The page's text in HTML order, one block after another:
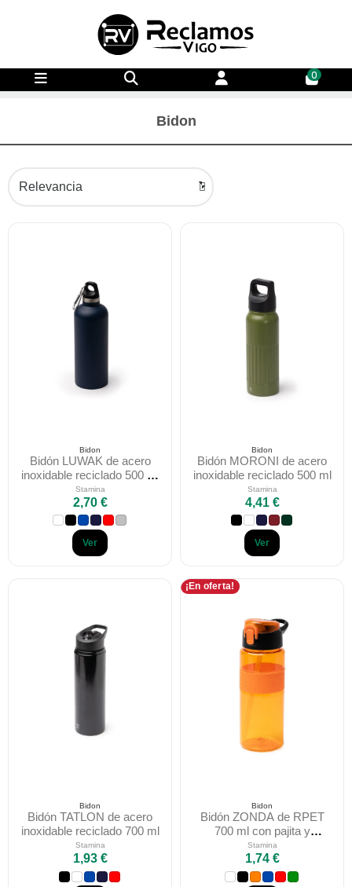
0
Bidon
Bidon
Bidón LUWAK de acero
inoxidable reciclado 500 ml
con mosquetón
Stamina
2,70 €
Ver
Bidon
Bidón MORONI de acero
inoxidable reciclado 500 ml
Stamina
4,41 €
Ver
Bidon
Bidón TATLON de acero
inoxidable reciclado 700 ml
Stamina
1,93 €
¡En oferta!
Bidon
Bidón ZONDA de RPET
700 ml con pajita y
apertura automática
Stamina
1,74 €